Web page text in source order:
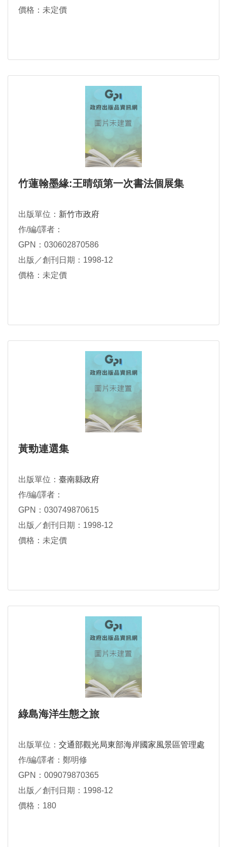
價格：未定價
竹蓮翰墨緣:王晴頌第一次書法個展集
出版單位： 新竹市政府
作/編/譯者：
GPN：030602870586
出版／創刊日期：1998-12
價格：未定價
黃勁連選集
出版單位： 臺南縣政府
作/編/譯者：
GPN：030749870615
出版／創刊日期：1998-12
價格：未定價
綠島海洋生態之旅
出版單位： 交通部觀光局東部海岸國家風景區管理處
作/編/譯者：鄭明修
GPN：009079870365
出版／創刊日期：1998-12
價格：180